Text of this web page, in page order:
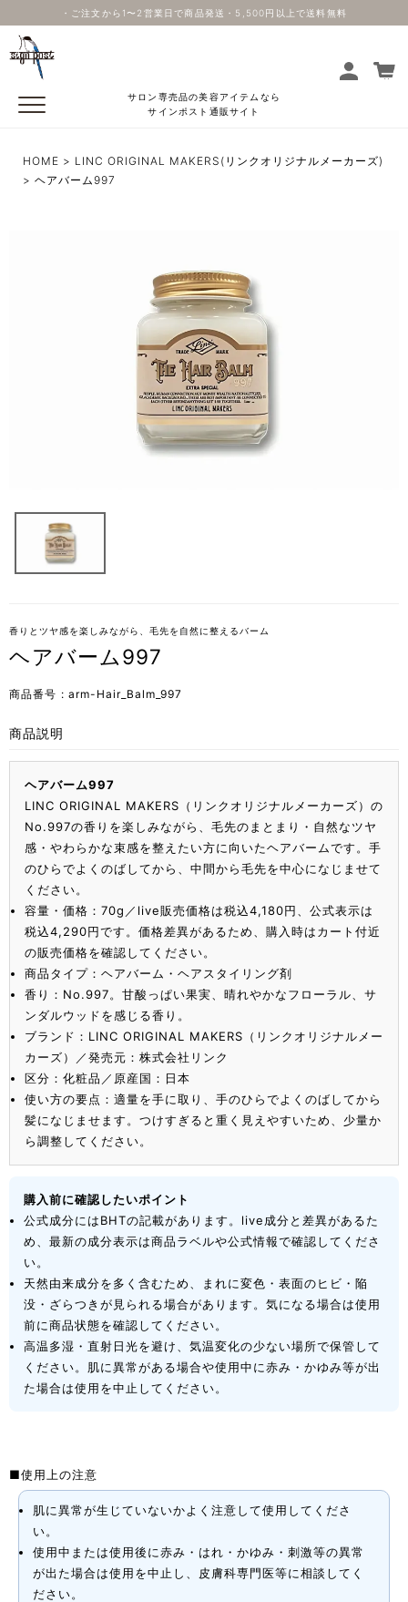
・ご注文から1〜2営業日で商品発送・5,500円以上で送料無料
サロン専売品の美容アイテムなら
サインポスト通販サイト
HOME
LINC ORIGINAL MAKERS(リンクオリジナルメーカーズ)
ヘアバーム997
香りとツヤ感を楽しみながら、毛先を自然に整えるバーム
ヘアバーム997
商品番号 arm-Hair_Balm_997
商品説明
ヘアバーム997
LINC ORIGINAL MAKERS（リンクオリジナルメーカーズ）の
No.997の香りを楽しみながら、毛先のまとまり・自然なツヤ
感・やわらかな束感を整えたい方に向いたヘアバームです。手
のひらでよくのばしてから、中間から毛先を中心になじませて
ください。
容量・価格：70g／live販売価格は税込4,180円、公式表示は
税込4,290円です。価格差異があるため、購入時はカート付近
の販売価格を確認してください。
商品タイプ：ヘアバーム・ヘアスタイリング剤
香り：No.997。甘酸っぱい果実、晴れやかなフローラル、サ
ンダルウッドを感じる香り。
ブランド：LINC ORIGINAL MAKERS（リンクオリジナルメー
カーズ）／発売元：株式会社リンク
区分：化粧品／原産国：日本
使い方の要点：適量を手に取り、手のひらでよくのばしてから
髪になじませます。つけすぎると重く見えやすいため、少量か
ら調整してください。
購入前に確認したいポイント
公式成分にはBHTの記載があります。live成分と差異があるた
め、最新の成分表示は商品ラベルや公式情報で確認してくださ
い。
天然由来成分を多く含むため、まれに変色・表面のヒビ・陥
没・ざらつきが見られる場合があります。気になる場合は使用
前に商品状態を確認してください。
高温多湿・直射日光を避け、気温変化の少ない場所で保管して
ください。肌に異常がある場合や使用中に赤み・かゆみ等が出
た場合は使用を中止してください。
■使用上の注意
肌に異常が生じていないかよく注意して使用してくださ
い。
使用中または使用後に赤み・はれ・かゆみ・刺激等の異常
が出た場合は使用を中止し、皮膚科専門医等に相談してく
ださい。